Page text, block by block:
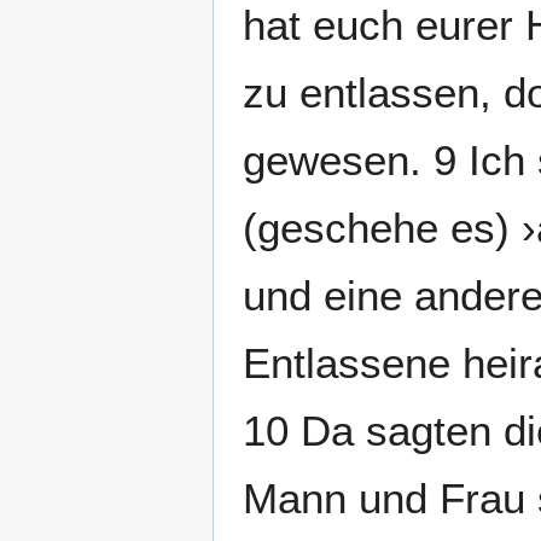
hat euch eurer
zu entlassen,
gewesen. 9
(geschehe es)
und eine
Entlassene
10 Da sagten
Mann und